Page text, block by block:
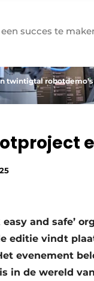
succes te
twintigtal
and safe’
editie vindt
evenement
in de wereld